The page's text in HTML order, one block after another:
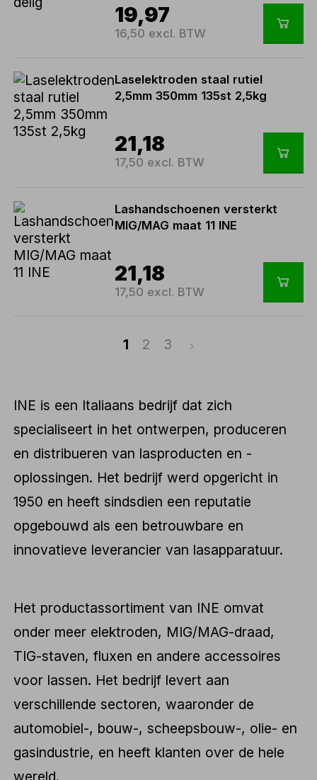
19,97
16,50 excl. BTW
Laselektroden staal rutiel
2,5mm 350mm 135st 2,5kg
21,18
17,50 excl. BTW
Lashandschoenen versterkt
MIG/MAG maat 11 INE
21,18
17,50 excl. BTW
1 2 3
INE is een Italiaans bedrijf dat zich
specialiseert in het ontwerpen, produceren
en distribueren van lasproducten en -
oplossingen. Het bedrijf werd opgericht in
1950 en heeft sindsdien een reputatie
opgebouwd als een betrouwbare en
innovatieve leverancier van lasapparatuur.
Het productassortiment van INE omvat
onder meer elektroden, MIG/MAG-draad,
TIG-staven, fluxen en andere accessoires
voor lassen. Het bedrijf levert aan
verschillende sectoren, waaronder de
automobiel-, bouw-, scheepsbouw-, olie- en
gasindustrie, en heeft klanten over de hele
wereld.